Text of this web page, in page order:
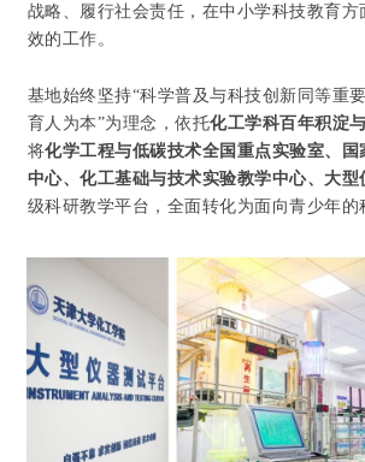
战略、履行社会责任， 在中小学科技教育方
效的工作。
基地始终坚持“科学普及与科技创新同等重要
育人为本”为理念，依托化工学科百年积淀
将化学工程与低碳技术全国重点实验室、国
中心、化工基础与技术实验教学中心、大型
级科研教学平台，全面转化为面向青少年的